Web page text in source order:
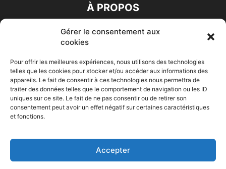
Gérer le consentement aux
cookies
Pour offrir les meilleures expériences, nous utilisons des technologies
telles que les cookies pour stocker et/ou accéder aux informations des
appareils. Le fait de consentir à ces technologies nous permettra de
traiter des données telles que le comportement de navigation ou les ID
uniques sur ce site. Le fait de ne pas consentir ou de retirer son
consentement peut avoir un effet négatif sur certaines caractéristiques
et fonctions.
Accepter
À PROPOS
SUIVEZ NOUS
Accueil Economie Entreprises Entrepreneur Afrique
HIGH-TECH Auto-Moto